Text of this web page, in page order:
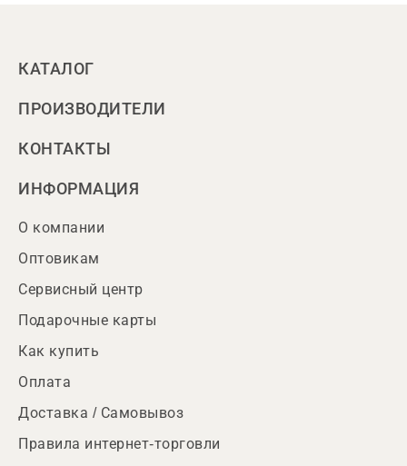
КАТАЛОГ
ПРОИЗВОДИТЕЛИ
КОНТАКТЫ
ИНФОРМАЦИЯ
О компании
Оптовикам
Сервисный центр
Подарочные карты
Как купить
Оплата
Доставка / Самовывоз
Правила интернет-торговли